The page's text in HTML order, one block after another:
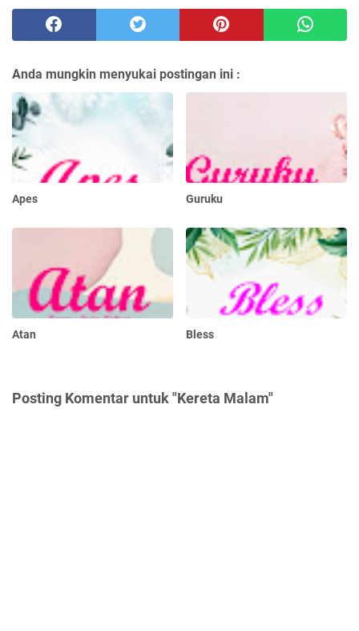
Anda mungkin menyukai postingan ini :
Apes Guruku
Atan Bless
Posting Komentar untuk "Kereta Malam"